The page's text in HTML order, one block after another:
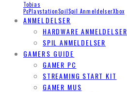
Tobias
PcPlaystationSpilSpil AnmeldelserXbox
ANMELDELSER
HARDWARE ANMELDELSER
SPIL ANMELDELSER
GAMERS GUIDE
GAMER PC
STREAMING START KIT
GAMER MUS